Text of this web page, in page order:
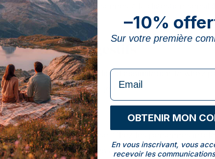
pour les personnes à la digestion
troubles digestifs
musculaires et sa rapidité d’assimilation, la whey
facteurs entrent en jeu.
contient donc du lactose. Chez les personnes
ballonnements, crampes abdominales ou diarrhée.
–10%
Sur votre première
formulaire Email
OBTENIR MON
En vous inscrivant, vous
recevoir les